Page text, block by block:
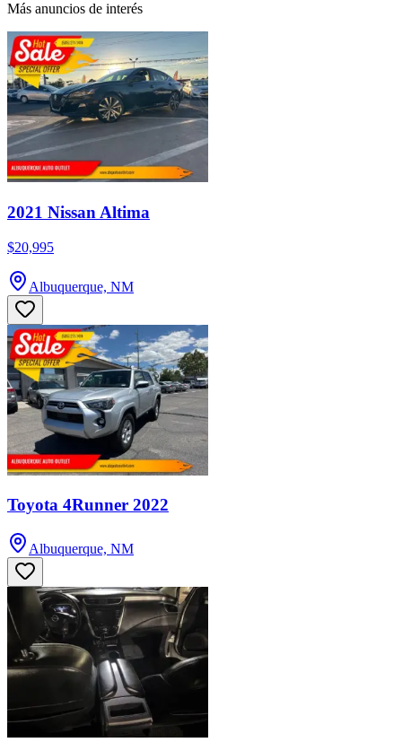
Más anuncios de interés
2021 Nissan Altima
$20,995
Albuquerque, NM
Toyota 4Runner 2022
Albuquerque, NM